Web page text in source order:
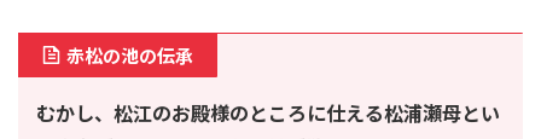
赤松の池の伝承
むかし、松江のお殿様のところに仕える松浦瀬母とい